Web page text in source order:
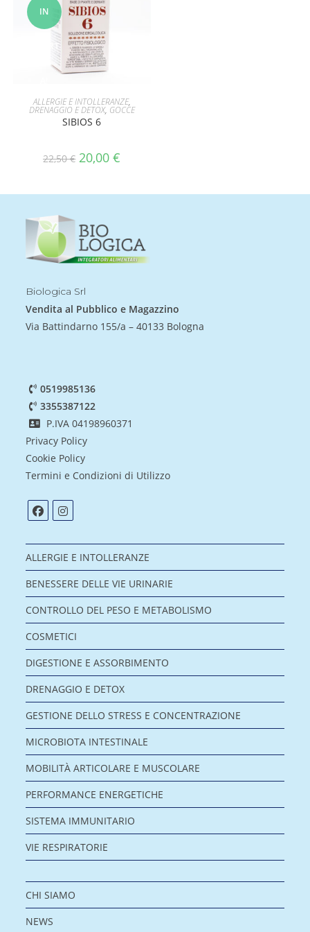
IN
OFFERT
AGGIUNGI AL CARRELLO
ALLERGIE E INTOLLERANZE,
DRENAGGIO E DETOX, GOCCE
SIBIOS 6
22,50€ 20,00€
Biologica Srl
Vendita al Pubblico e Magazzino
Via Battindarno 155/a – 40133 Bologna
0519985136
3355387122
P.IVA 04198960371
Privacy Policy
Cookie Policy
Termini e Condizioni di Utilizzo
ALLERGIE E INTOLLERANZE
BENESSERE DELLE VIE URINARIE
CONTROLLO DEL PESO E METABOLISMO
COSMETICI
DIGESTIONE E ASSORBIMENTO
DRENAGGIO E DETOX
GESTIONE DELLO STRESS E CONCENTRAZIONE
MICROBIOTA INTESTINALE
MOBILITÀ ARTICOLARE E MUSCOLARE
PERFORMANCE ENERGETICHE
SISTEMA IMMUNITARIO
VIE RESPIRATORIE
CHI SIAMO
NEWS